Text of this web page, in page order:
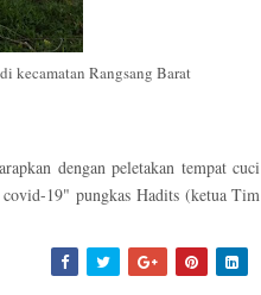
kecamatan Rangsang Barat
dengan peletakan tempat cuci
covid-19" pungkas Hadits (ketua Tim